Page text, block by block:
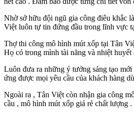
Nhờ sở hữu đội ngũ gia công điêu khắc
Việt luôn tự tin đứng đầu trong lĩnh vực
Thợ thi công mô hình mút xốp tại Tân
Họ có trong mình tài năng và nhiệt huyết
Luôn đưa ra những ý tưởng sáng tạo
ứng được mọi yêu cầu của khách hàng
Ngoài ra , Tân Việt còn nhận gia công
cầu , mô hình mút xốp giá rẻ chất lượng .